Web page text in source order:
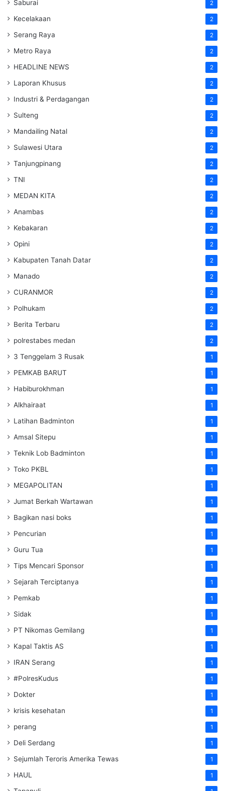
Saburai 2
Kecelakaan 2
Serang Raya 2
Metro Raya 2
HEADLINE NEWS 2
Laporan Khusus 2
Industri & Perdagangan 2
Sulteng 2
Mandailing Natal 2
Sulawesi Utara 2
Tanjungpinang 2
TNI 2
MEDAN KITA 2
Anambas 2
Kebakaran 2
Opini 2
Kabupaten Tanah Datar 2
Manado 2
CURANMOR 2
Polhukam 2
Berita Terbaru 2
polrestabes medan 2
3 Tenggelam 3 Rusak 1
PEMKAB BARUT 1
Habiburokhman 1
Alkhairaat 1
Latihan Badminton 1
Amsal Sitepu 1
Teknik Lob Badminton 1
Toko PKBL 1
MEGAPOLITAN 1
Jumat Berkah Wartawan 1
Bagikan nasi boks 1
Pencurian 1
Guru Tua 1
Tips Mencari Sponsor 1
Sejarah Terciptanya 1
Pemkab 1
Sidak 1
PT Nikomas Gemilang 1
Kapal Taktis AS 1
IRAN Serang 1
#PolresKudus 1
Dokter 1
krisis kesehatan 1
perang 1
Deli Serdang 1
Sejumlah Teroris Amerika Tewas 1
HAUL 1